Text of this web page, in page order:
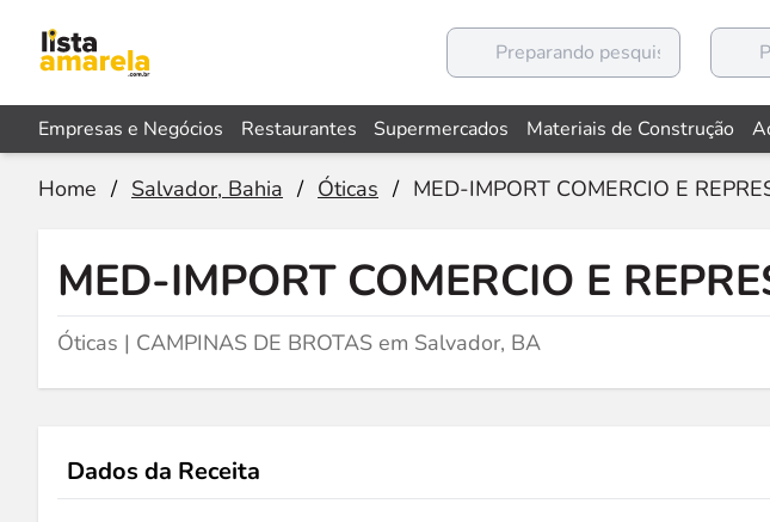
Empresas e Negócios Restaurantes Supermercados Materiais de Construção
Home / Salvador, Bahia / Óticas / MED-IMPORT COMERCIO E
MED-IMPORT COMERCIO E
Óticas | CAMPINAS DE BROTAS em Salvador, BA
Dados da Receita